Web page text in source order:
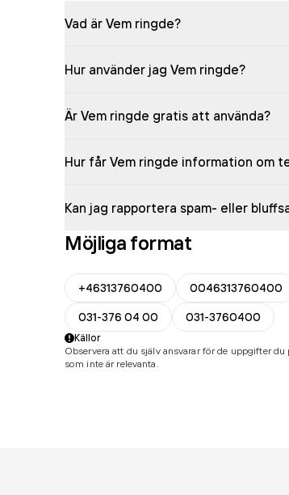
Vad är Vem ringde?
Hur använder jag Vem ringde?
Är Vem ringde gratis att använda?
Hur får Vem ringde information om
Kan jag rapportera spam- eller
Möjliga format
+46313760400 0046313760400
031-376 04 00
031-3760400
Källor
Observera att du själv ansvarar för de uppgifter
som inte är relevanta.